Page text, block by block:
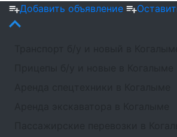
Добавить объявление